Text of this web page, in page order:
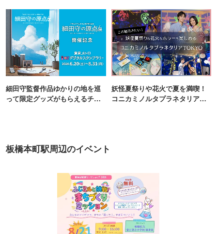
細田守監督作品ゆかりの地を巡
って限定グッズがもらえるチャ
妖怪夏祭りや花火で夏を満喫！
コニカミノルタプラネタリア
板橋本町駅周辺のイベント